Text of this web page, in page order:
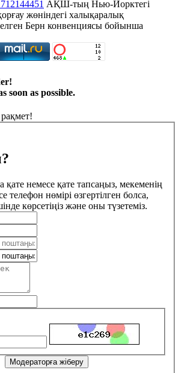
АҚШ-тың Нью-Йорктегі
жөніндегі халықаралық
Берн конвенциясы бойынша
soon as possible.
қате немесе қате тапсаңыз, мекеменің
телефон нөмірі өзгертілген болса,
көрсетіңіз және оны түзетеміз.
Модераторға жіберу